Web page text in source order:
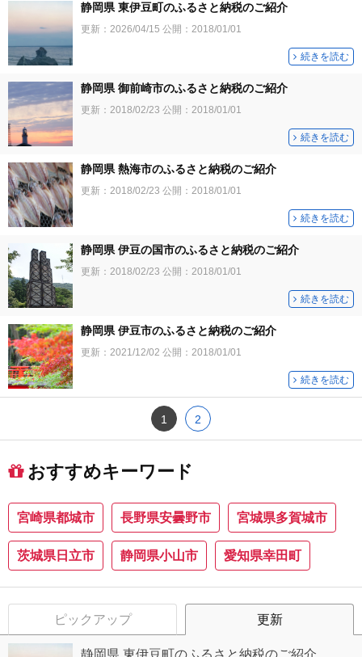
静岡県 東伊豆町のふるさと納税のご紹介
更新： 2026/04/15 公開： 2018/01/01
続きを読む
静岡県 御前崎市のふるさと納税のご紹介
更新： 2018/02/23 公開： 2018/01/01
続きを読む
静岡県 熱海市のふるさと納税のご紹介
更新： 2018/02/23 公開： 2018/01/01
続きを読む
静岡県 伊豆の国市のふるさと納税のご紹介
更新： 2018/02/23 公開： 2018/01/01
続きを読む
静岡県 伊豆市のふるさと納税のご紹介
更新： 2021/12/02 公開： 2018/01/01
続きを読む
1 2
おすすめキーワード
宮崎県都城市 長野県安曇野市 宮城県多賀城市
茨城県日立市 静岡県小山市 愛知県幸田町
ピックアップ 更新
静岡県 東伊豆町のふるさと納税のご紹介